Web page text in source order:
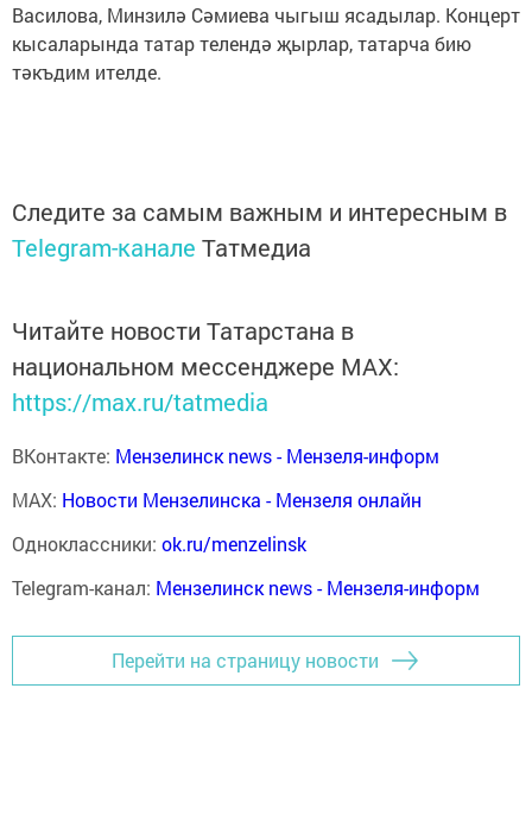
Василова, Минзилә Сәмиева чыгыш ясадылар. Концерт
кысаларында татар телендә җырлар, татарча бию
тәкъдим ителде.
Следите за самым важным и интересным в
Telegram-канале Татмедиа
Читайте новости Татарстана в
национальном мессенджере MАХ:
https://max.ru/tatmedia
ВКонтакте: Мензелинск news - Мензеля-информ
MAX: Новости Мензелинска - Мензеля онлайн
Одноклассники: ok.ru/menzelinsk
Telegram-канал: Мензелинск news - Мензеля-информ
Перейти на страницу новости